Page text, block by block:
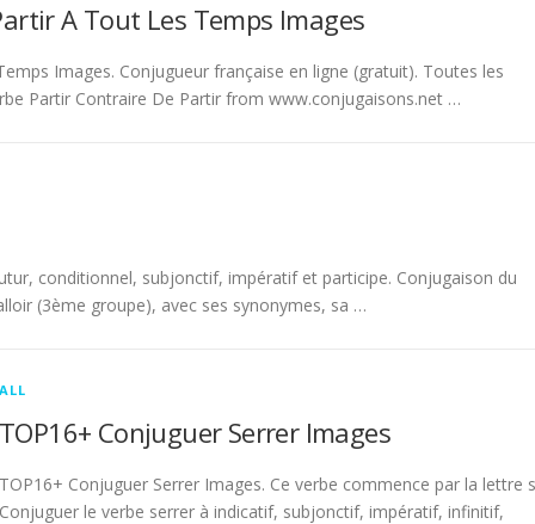
A Tout Les Temps Images
Images. Conjugueur française en ligne (gratuit). Toutes les
Partir Contraire De Partir from www.conjugaisons.net …
conditionnel, subjonctif, impératif et participe. Conjugaison du
(3ème groupe), avec ses synonymes, sa …
ALL
TOP16+ Conjuguer Serrer Images
TOP16+ Conjuguer Serrer Images. Ce verbe commence par la lettre
Conjuguer le verbe serrer à indicatif, subjonctif, impératif, infinitif,